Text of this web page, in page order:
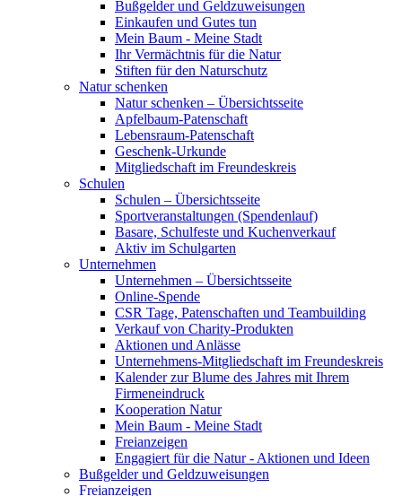
Bußgelder und Geldzuweisungen
Einkaufen und Gutes tun
Mein Baum - Meine Stadt
Ihr Vermächtnis für die Natur
Stiften für den Naturschutz
Natur schenken
Natur schenken – Übersichtsseite
Apfelbaum-Patenschaft
Lebensraum-Patenschaft
Geschenk-Urkunde
Mitgliedschaft im Freundeskreis
Schulen
Schulen – Übersichtsseite
Sportveranstaltungen (Spendenlauf)
Basare, Schulfeste und Kuchenverkauf
Aktiv im Schulgarten
Unternehmen
Unternehmen – Übersichtsseite
Online-Spende
CSR Tage, Patenschaften und Teambuilding
Verkauf von Charity-Produkten
Aktionen und Anlässe
Unternehmens-Mitgliedschaft im Freundeskreis
Kalender zur Blume des Jahres mit Ihrem
Firmeneindruck
Kooperation Natur
Mein Baum - Meine Stadt
Freianzeigen
Engagiert für die Natur - Aktionen und Ideen
Bußgelder und Geldzuweisungen
Freianzeigen